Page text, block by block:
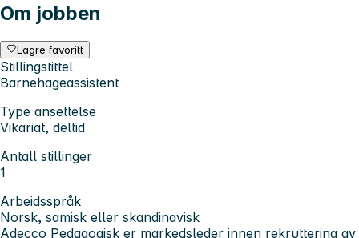
Om jobben
Lagre favoritt
Stillingstittel
Barnehageassistent
Type ansettelse
Vikariat, deltid
Antall stillinger
1
Arbeidsspråk
Norsk, samisk eller skandinavisk
Adecco Pedagogisk er markedsleder innen rekruttering av